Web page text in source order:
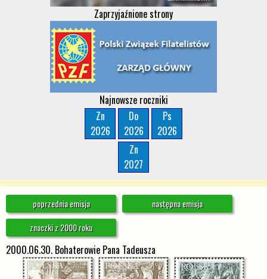
Zaprzyjaźnione strony
Najnowsze roczniki
Zn
2026
Do
2026
Ps
2026
Zn
2027
poprzednia emisja
następna emisja
znaczki z 2000 roku
2000.06.30. Bohaterowie Pana Tadeusza